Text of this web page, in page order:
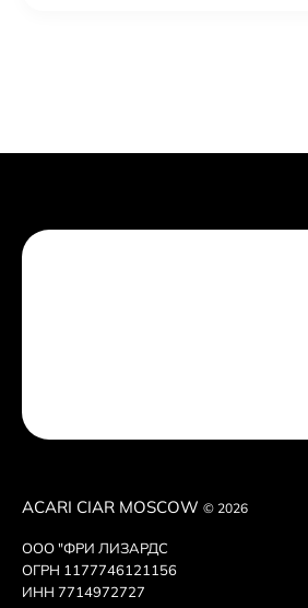
ACARI CIAR MOSCOW © 2026
ООО "ФРИ ЛИЗАРДС
ОГРН 1177746121156
ИНН 7714972727